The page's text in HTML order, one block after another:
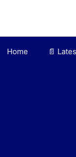
Home 📄